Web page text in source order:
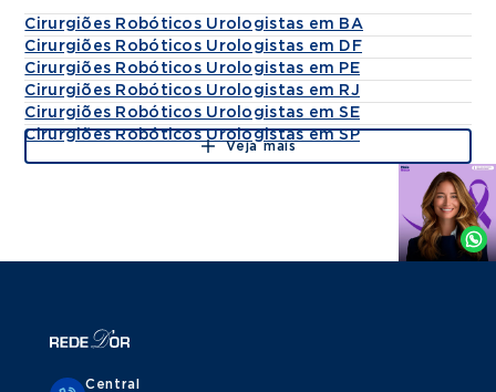
Cirurgiões Robóticos Urologistas em BA
Cirurgiões Robóticos Urologistas em DF
Cirurgiões Robóticos Urologistas em PE
Cirurgiões Robóticos Urologistas em RJ
Cirurgiões Robóticos Urologistas em SE
Cirurgiões Robóticos Urologistas em SP
Veja mais
Agende
Whatsapp
Central